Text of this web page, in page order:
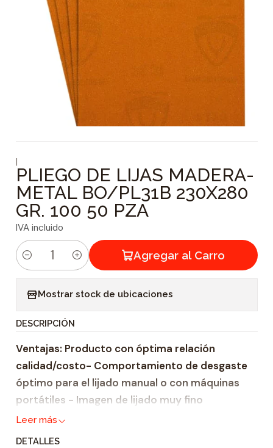
|
PLIEGO DE LIJAS MADERA-
METAL BO/PL31B 230X280
GR. 100 50 PZA
IVA incluido
C
i
d
a
d
Agregar al Carro
Mostrar stock de ubicaciones
DESCRIPCIÓN
Ventajas: Producto con óptima relación
calidad/costo- Comportamiento de desgaste
óptimo para el lijado manual o con máquinas
portátiles - Imagen de lijado muy fino
Leer más
DETALLES